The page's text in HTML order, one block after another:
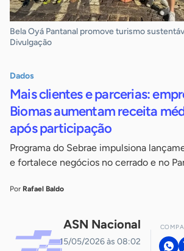
Bela Oyá Pantanal promove turismo
Divulgação
Dados
Mais clientes e parcerias:
Biomas aumentam receita
após participação
Programa do Sebrae impulsiona
e fortalece negócios no cerrado e no
Por Rafael Baldo
ASN Nacional
15/05/2026 às 08:02